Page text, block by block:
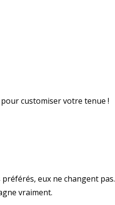
customiser votre tenue !
eux ne changent pas.
vraiment.